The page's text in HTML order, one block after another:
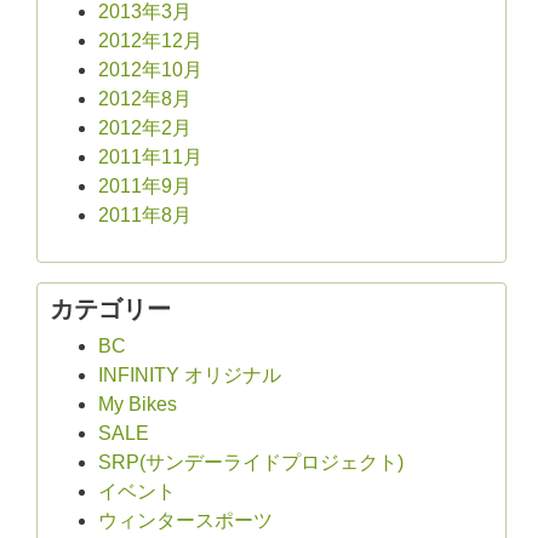
2013年3月
2012年12月
2012年10月
2012年8月
2012年2月
2011年11月
2011年9月
2011年8月
カテゴリー
BC
INFINITY オリジナル
My Bikes
SALE
SRP(サンデーライドプロジェクト)
イベント
ウィンタースポーツ